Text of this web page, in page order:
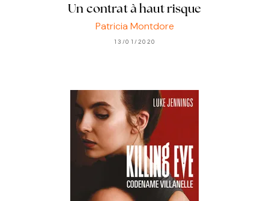
Un contrat à haut risque
Patricia Montdore
13/01/2020